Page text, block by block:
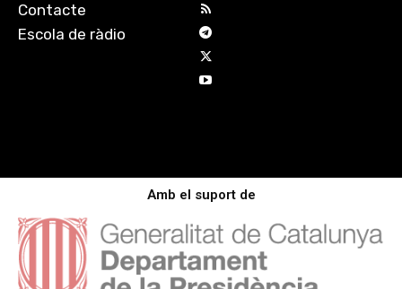
Contacte
Escola de ràdio
Amb el suport de